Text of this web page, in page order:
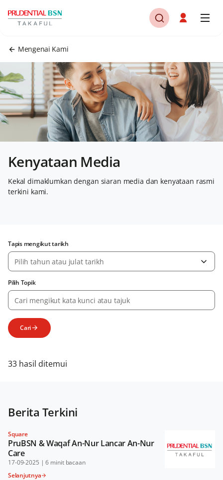
Mengenai Kami
Kenyataan Media
Kekal dimaklumkan dengan siaran media dan kenyataan rasmi
terkini kami.
Tapis mengikut tarikh
Pilih tahun atau julat tarikh
Pilih Topik
Cari
33 hasil ditemui
Berita Terkini
Square
PruBSN & Waqaf An-Nur Lancar An-Nur
Care
17-09-2025 | 6 minit bacaan
Selanjutnya